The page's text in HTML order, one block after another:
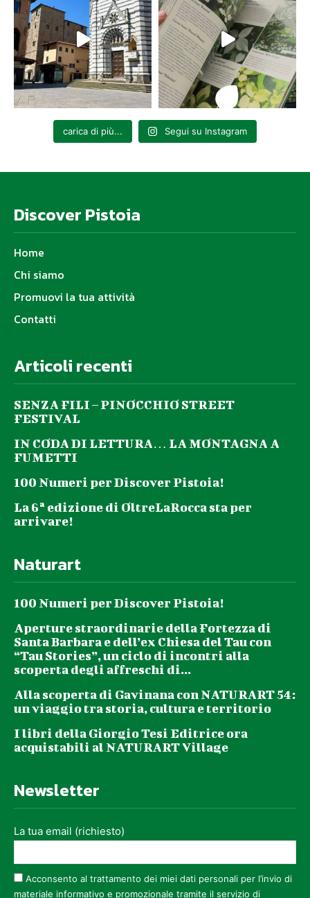
carica di più... Segui su Instagram
Discover Pistoia
Home
Chi siamo
Promuovi la tua attività
Contatti
Articoli recenti
SENZA FILI – PINOCCHIO STREET
FESTIVAL
IN CODA DI LETTURA… LA MONTAGNA A
FUMETTI
100 Numeri per Discover Pistoia!
La 6ª edizione di OltreLaRocca sta per
arrivare!
Naturart
100 Numeri per Discover Pistoia!
Aperture straordinarie della Fortezza di
Santa Barbara e dell’ex Chiesa del Tau con
“Tau Stories”, un ciclo di incontri alla
scoperta degli affreschi di...
Alla scoperta di Gavinana con NATURART 54:
un viaggio tra storia, cultura e territorio
I libri della Giorgio Tesi Editrice ora
acquistabili al NATURART Village
Newsletter
La tua email (richiesto)
Acconsento al trattamento dei miei dati personali per l’invio di
materiale informativo e promozionale tramite il servizio di